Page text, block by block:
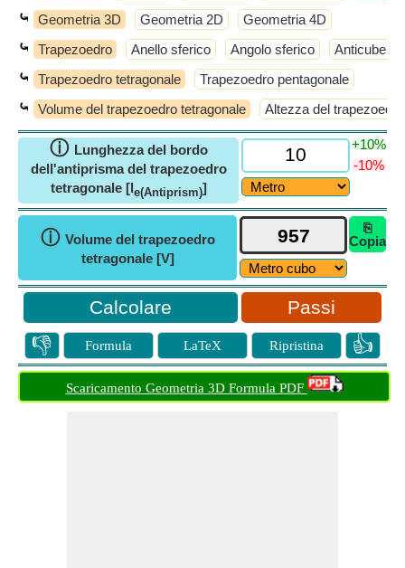
⤿ Geometria 3D Geometria 2D Geometria 4D
⤿ Trapezoedro Anello sferico Angolo sferico Anticube
⤿ Trapezoedro tetragonale Trapezoedro pentagonale
⤿ Volume del trapezoedro tetragonale Altezza del
ⓘ Lunghezza del bordo
dell'antiprisma del trapezoedro
tetragonale [le(Antiprism)]
+10%
-10%
ⓘ Volume del trapezoedro
tetragonale [V]
⎘
Copia
Passi
👎 Formula LaTeX Ripristina 👍
Scaricamento Geometria 3D Formula PDF